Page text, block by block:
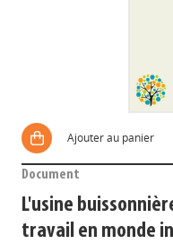
Ajouter au panier
Document
L'usine
travail en monde